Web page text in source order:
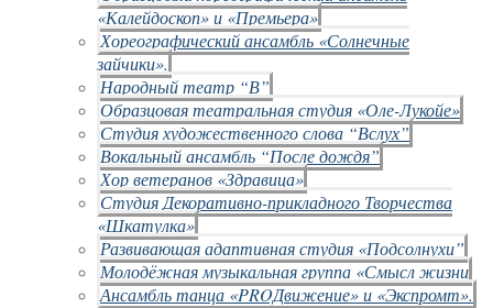
«Калейдоскоп» и «Премьера»
Хореографический ансамбль «Солнечные
зайчики».
Народный театр “В”
Образцовая театральная студия «Оле-Лукойе»
Студия художественного слова “Вслух”
Вокальный ансамбль “После дождя”
Хор ветеранов «Здравица»
Студия Декоративно-прикладного Творчества
«Шкатулка»
Развивающая адаптивная студия «Подсолнухи”
Молодёжная музыкальная группа «Смысл жизни
Ансамбль танца «PROДвижение» и «Экспромт».